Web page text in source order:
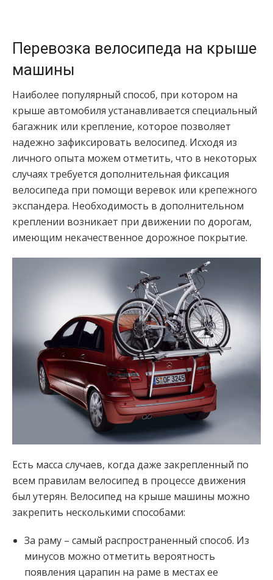
Перевозка велосипеда на крыше
машины
Наиболее популярный способ, при котором на
крыше автомобиля устанавливается специальный
багажник или крепление, которое позволяет
надежно зафиксировать велосипед. Исходя из
личного опыта можем отметить, что в некоторых
случаях требуется дополнительная фиксация
велосипеда при помощи веревок или крепежного
экспандера. Необходимость в дополнительном
креплении возникает при движении по дорогам,
имеющим некачественное дорожное покрытие.
Есть масса случаев, когда даже закрепленный по
всем правилам велосипед в процессе движения
был утерян. Велосипед на крыше машины можно
закрепить несколькими способами:
За раму – самый распространенный способ. Из
минусов можно отметить вероятность
появления царапин на раме в местах ее